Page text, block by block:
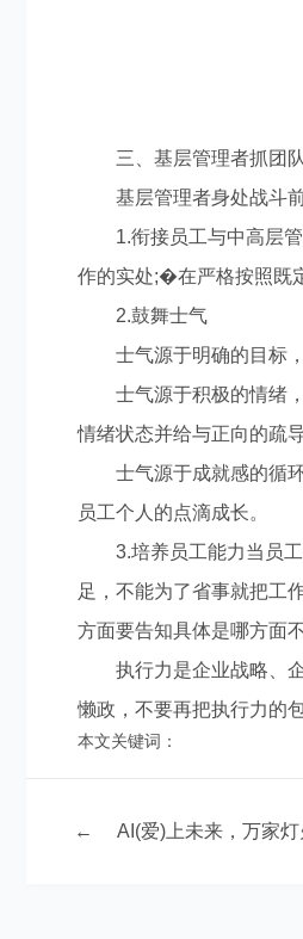
三、基层管理者抓团队
基层管理者身处战斗前
1.衔接员工与中高层管
作的实处;�在严格按照既
2.鼓舞士气
士气源于明确的目标，
士气源于积极的情绪，
情绪状态并给与正向的疏
士气源于成就感的循环
员工个人的点滴成长。
3.培养员工能力当员工
足，不能为了省事就把工
方面要告知具体是哪方面
执行力是企业战略、企
懒政，不要再把执行力的
本文关键词：
← AI(爱)上未来，万家灯